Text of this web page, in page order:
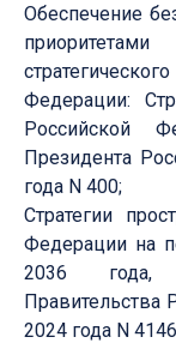
Обеспечение
Федерации:
Российской
Президента
года N 400;
Стратегии
Федерации на
2036 года,
Правительства
2024 года N